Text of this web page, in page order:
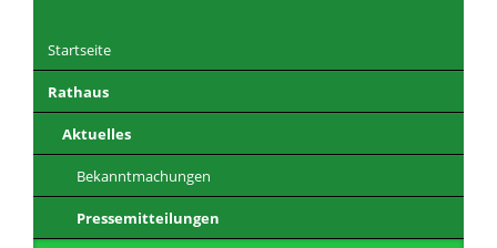
DE EN CZ PL
Startseite
Rathaus
Aktuelles
Bekanntmachungen
Pressemitteilungen